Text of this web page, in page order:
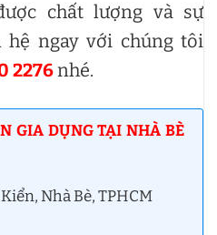
chất lượng và sự
hệ ngay với chúng tôi
2276nhé.
GIA DỤNG TẠI NHÀ BÈ
Nhà Bè, TPHCM